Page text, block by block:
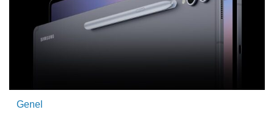
Genel